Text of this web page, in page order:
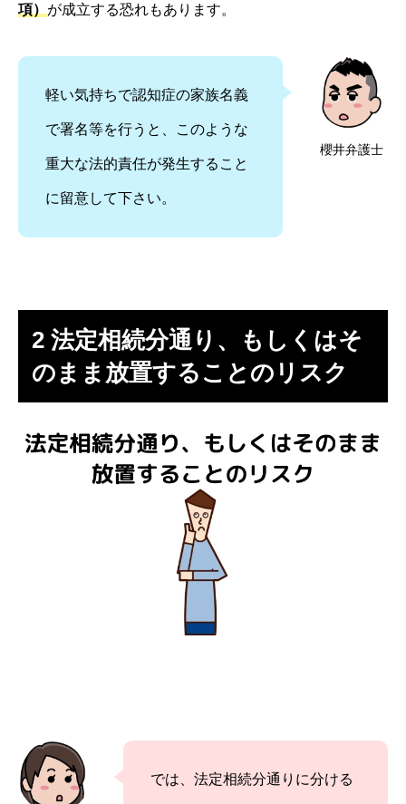
項） が成立する恐れもあります。
櫻井弁護士
軽い気持ちで認知症の家族名義
で署名等を行うと、このような
重大な法的責任が発生すること
に留意して下さい。
2 法定相続分通り、もしくはそ
のまま放置することのリスク
では、法定相続分通りに分ける